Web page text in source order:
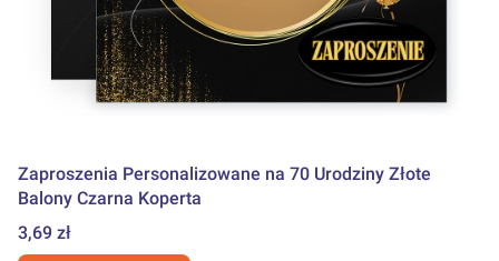
Zaproszenia Personalizowane na 70 Urodziny Złote
Balony Czarna Koperta
Cena
3,69 zł